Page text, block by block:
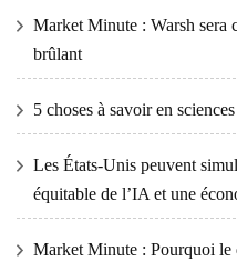
Market Minute : Warsh sera
brûlant
5 choses à savoir en
Les États-Unis peuvent
équitable de l’IA et une
Market Minute : Pourquoi le